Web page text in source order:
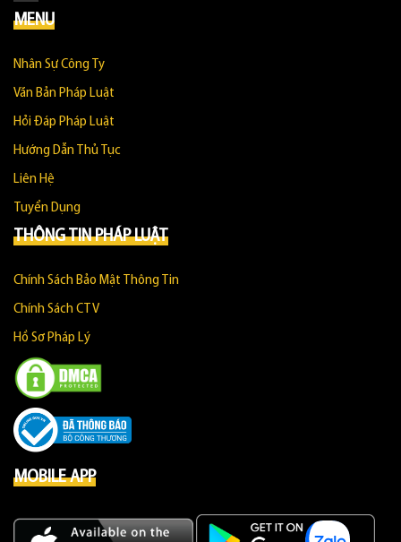
MENU
Nhân Sự Công Ty
Văn Bản Pháp Luật
Hỏi Đáp Pháp Luật
Hướng Dẫn Thủ Tục
Liên Hệ
Tuyển Dụng
THÔNG TIN PHÁP LUẬT
Chính Sách Bảo Mật Thông Tin
Chính Sách CTV
Hồ Sơ Pháp Lý
MOBILE APP